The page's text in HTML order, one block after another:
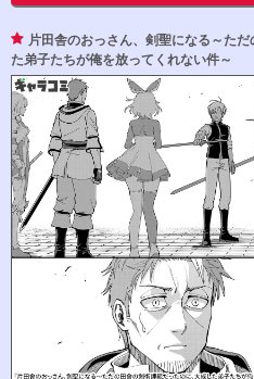
片田舎のおっさん、剣聖になる～た
た弟子たちが俺を放ってくれない件～